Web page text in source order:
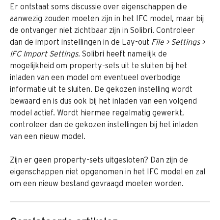
Er ontstaat soms discussie over eigenschappen die
aanwezig zouden moeten zijn in het IFC model, maar bij
de ontvanger niet zichtbaar zijn in Solibri. Controleer
dan de import instellingen in de Lay-out File > Settings >
IFC Import Settings. Solibri heeft namelijk de
mogelijkheid om property-sets uit te sluiten bij het
inladen van een model om eventueel overbodige
informatie uit te sluiten. De gekozen instelling wordt
bewaard en is dus ook bij het inladen van een volgend
model actief. Wordt hiermee regelmatig gewerkt,
controleer dan de gekozen instellingen bij het inladen
van een nieuw model.
Zijn er geen property-sets uitgesloten? Dan zijn de
eigenschappen niet opgenomen in het IFC model en zal
om een nieuw bestand gevraagd moeten worden.